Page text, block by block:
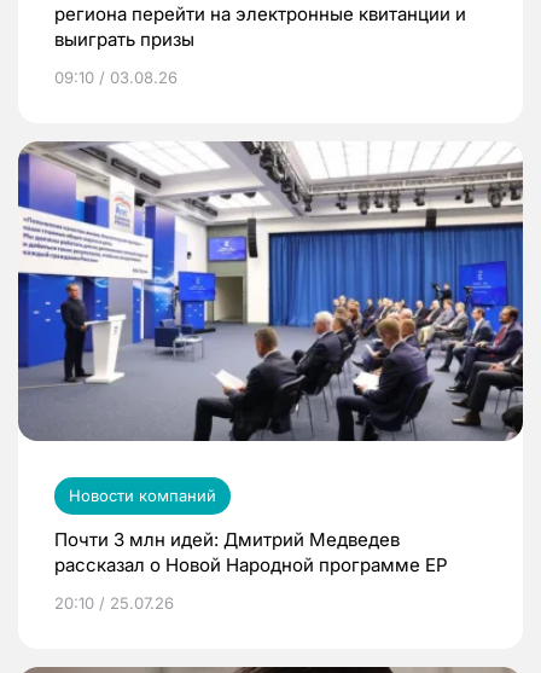
региона перейти на электронные квитанции и
выиграть призы
09:10 / 03.08.26
Новости компаний
Почти 3 млн идей: Дмитрий Медведев
рассказал о Новой Народной программе ЕР
20:10 / 25.07.26